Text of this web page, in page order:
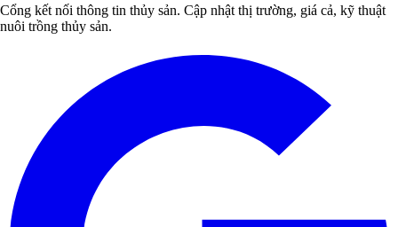
Cổng kết nối thông tin thủy sản. Cập nhật thị trường, giá cả, kỹ thuật
nuôi trồng thủy sản.